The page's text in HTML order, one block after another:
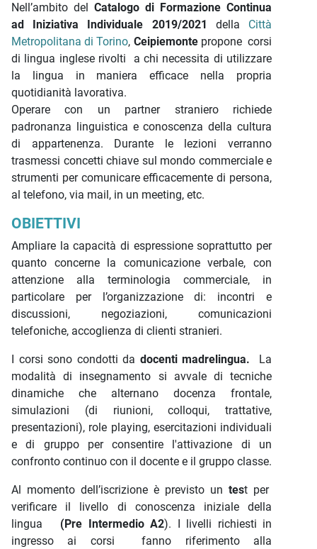
Nell’ambito del Catalogo di Formazione Continua
ad Iniziativa Individuale 2019/2021 della Città
Metropolitana di Torino, Ceipiemonte propone corsi
di lingua inglese rivolti a chi necessita di utilizzare
la lingua in maniera efficace nella propria
quotidianità lavorativa.
Operare con un partner straniero richiede
padronanza linguistica e conoscenza della cultura
di appartenenza. Durante le lezioni verranno
trasmessi concetti chiave sul mondo commerciale e
strumenti per comunicare efficacemente di persona,
al telefono, via mail, in un meeting, etc.
OBIETTIVI
Ampliare la capacità di espressione soprattutto per
quanto concerne la comunicazione verbale, con
attenzione alla terminologia commerciale, in
particolare per l’organizzazione di: incontri e
discussioni, negoziazioni, comunicazioni
telefoniche, accoglienza di clienti stranieri.
I corsi sono condotti da docenti madrelingua.
La
modalità di insegnamento si avvale di tecniche
dinamiche che alternano docenza frontale,
simulazioni (di riunioni, colloqui, trattative,
presentazioni), role playing, esercitazioni individuali
e di gruppo per consentire l'attivazione di un
confronto continuo con il docente e il gruppo classe.
Al momento dell’iscrizione è previsto un test per
verificare il livello di conoscenza iniziale della
lingua
(Pre Intermedio A2). I livelli richiesti in
ingresso ai corsi fanno riferimento alla